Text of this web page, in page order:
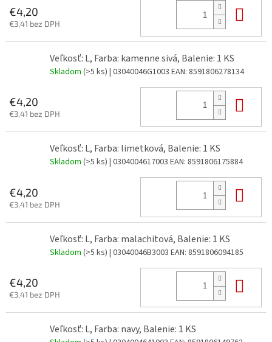
€4,20
€3,41 bez DPH
Veľkosť: L, Farba: kamenne sivá, Balenie: 1 KS
Skladom (>5 ks) | 03040046G1003 EAN: 8591806278134
€4,20
€3,41 bez DPH
Veľkosť: L, Farba: limetková, Balenie: 1 KS
Skladom (>5 ks) | 0304004617003 EAN: 8591806175884
€4,20
€3,41 bez DPH
Veľkosť: L, Farba: malachitová, Balenie: 1 KS
Skladom (>5 ks) | 03040046B3003 EAN: 8591806094185
€4,20
€3,41 bez DPH
Veľkosť: L, Farba: navy, Balenie: 1 KS